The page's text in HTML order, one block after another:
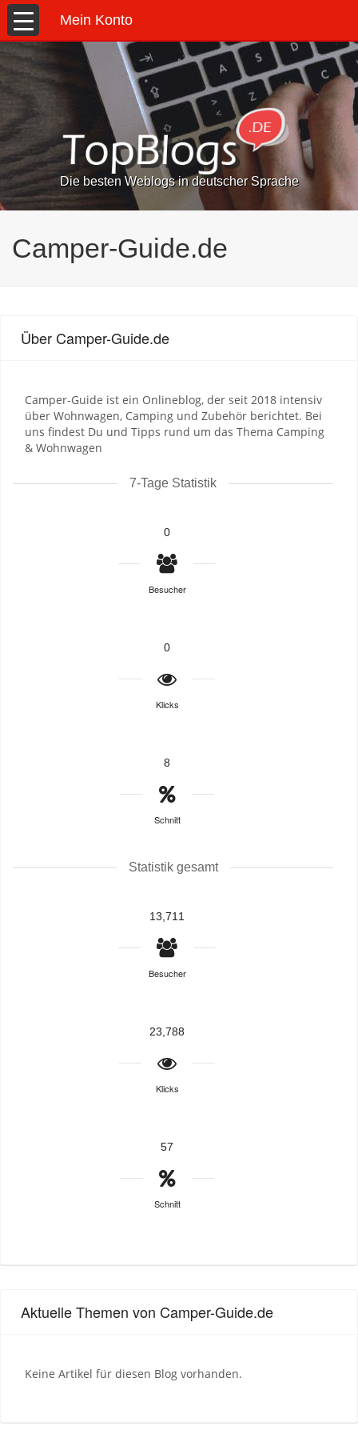
Mein Konto
Die besten Weblogs in deutscher Sprache
Camper-Guide.de
Über Camper-Guide.de
Camper-Guide ist ein Onlineblog, der seit 2018 intensiv
über Wohnwagen, Camping und Zubehör berichtet. Bei
uns findest Du und Tipps rund um das Thema Camping
& Wohnwagen
7-Tage Statistik
0
Besucher
0
Klicks
8
Schnitt
Statistik gesamt
13,711
Besucher
23,788
Klicks
57
Schnitt
Aktuelle Themen von Camper-Guide.de
Keine Artikel für diesen Blog vorhanden.